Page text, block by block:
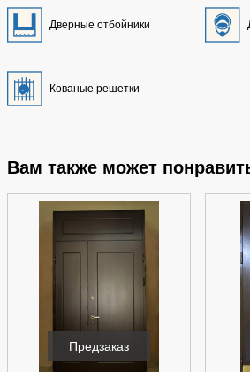
Дверные отбойники
Кованые решетки
Вам также может
Предзаказ